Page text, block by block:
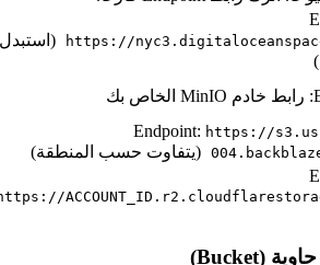
https:// (استبدل
Endpoint:https://
(يتفاوت حسب المنطقة)
https://